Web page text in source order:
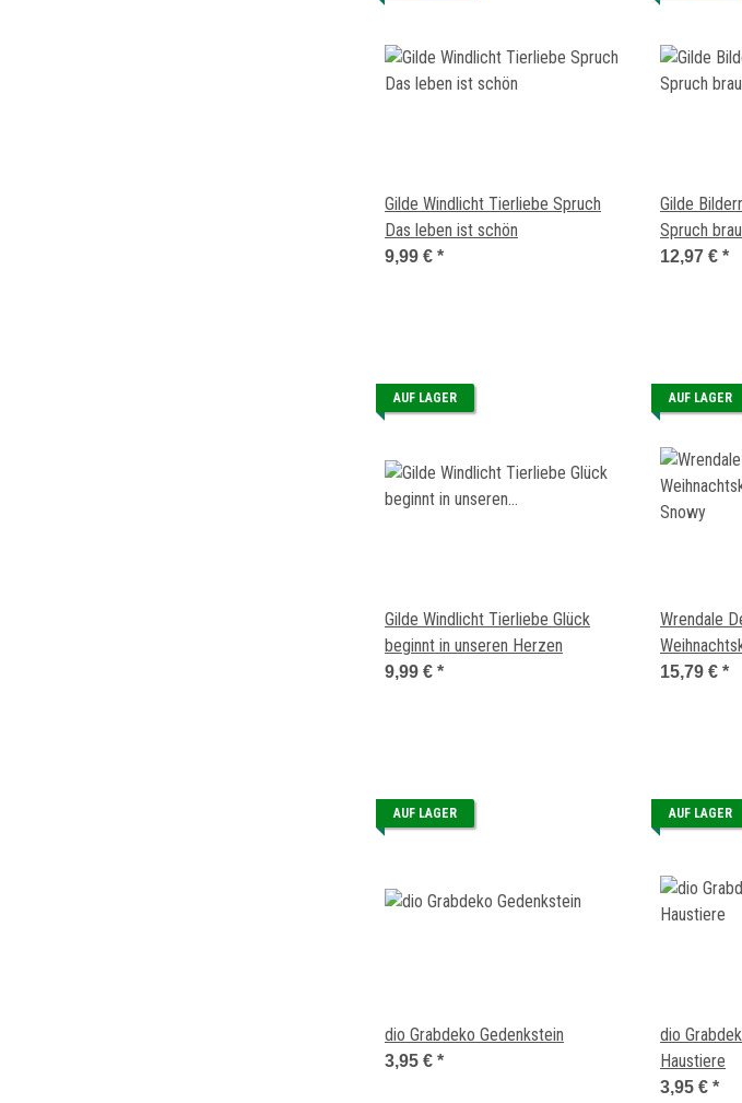
Gilde Windlicht Tierliebe Spruch
Das leben ist schön
9,99 € *
Gilde
Spruch
die Katze ist
12,97 € *
AUF LAGER
Gilde Windlicht Tierliebe Glück
beginnt in unseren Herzen
9,99 € *
AUF LAGER
Wrendale
Snowy
15,79 € *
AUF LAGER
dio Grabdeko Gedenkstein
3,95 € *
AUF LAGER
dio
Haustiere
3,95 € *